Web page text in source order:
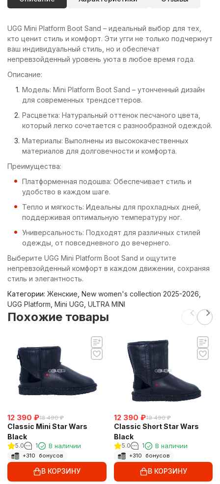
UGG Mini Platform Boot Sand – идеальный выбор для тех,
кто ценит стиль и комфорт. Эти угги не только подчеркнут
ваш индивидуальный стиль, но и обеспечат
непревзойденный уровень уюта в любое время года.
Описание:
Модель: Mini Platform Boot Sand – утонченный дизайн
для современных трендсеттеров.
Расцветка: Натуральный оттенок песчаного цвета,
который легко сочетается с разнообразной одеждой.
Материалы: Выполнены из высококачественных
материалов для долговечности и комфорта.
Преимущества:
Платформенная подошва: Обеспечивает стиль и
удобство в каждом шаге.
Тепло и мягкость: Идеальны для прохладных дней,
поддерживая оптимальную температуру ног.
Универсальность: Подходят для различных стилей
одежды, от повседневного до вечернего.
Выберите UGG Mini Platform Boot Sand и ощутите
непревзойденный комфорт в каждом движении, сохраняя
стиль и элегантность.
Категории: Женские New women's collection 2025-2026
UGG Platform Mini UGG ULTRA MINI
Похожие товары
12 390 ₽18 490 ₽
Classic Mini Star Wars
Black
5.0 1 В наличии
+310 бонусов
В КОРЗИНУ
12 390 ₽19 490 ₽
Classic Short Star Wars
Black
5.0 1 В наличии
+310 бонусов
В КОРЗИНУ